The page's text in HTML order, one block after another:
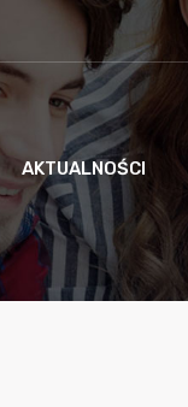
AKTUALNOŚCI